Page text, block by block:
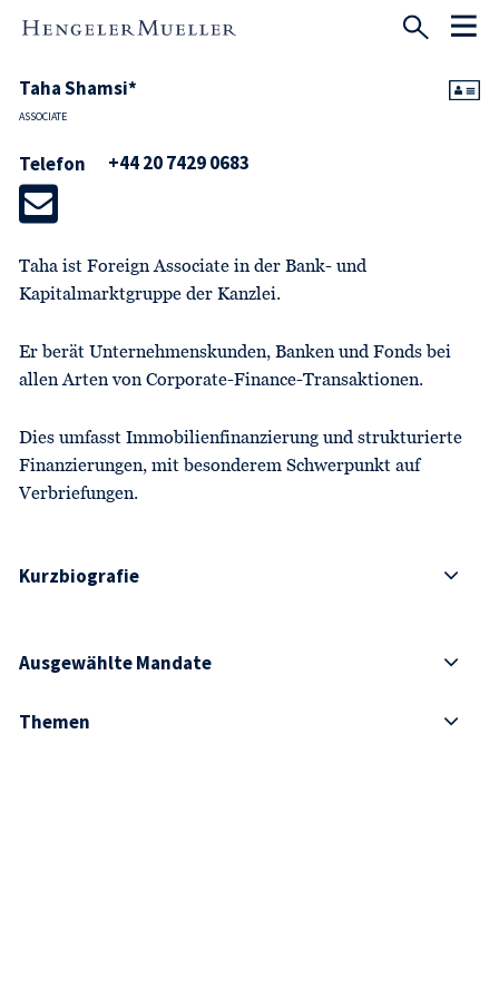
Taha Shamsi*
ASSOCIATE
Telefon +44 20 7429 0683
Taha ist Foreign Associate in der Bank- und
Kapitalmarktgruppe der Kanzlei.
Er berät Unternehmenskunden, Banken und Fonds bei
allen Arten von Corporate-Finance-Transaktionen.
Dies umfasst Immobilienfinanzierung und strukturierte
Finanzierungen, mit besonderem Schwerpunkt auf
Verbriefungen.
Kurzbiografie
Ausgewählte Mandate
Themen